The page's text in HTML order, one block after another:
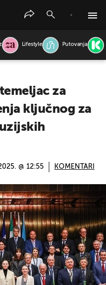
Lifestyle Putovanja
za
ključnog za
@ 12:55 KOMENTARI